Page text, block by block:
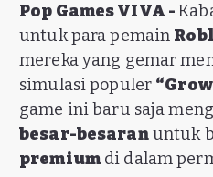
Pop Games VIVA -
untuk para pemain
mereka yang gemar
simulasi populer
game ini baru saja
besar-besaranuntuk
premiumdi dalam